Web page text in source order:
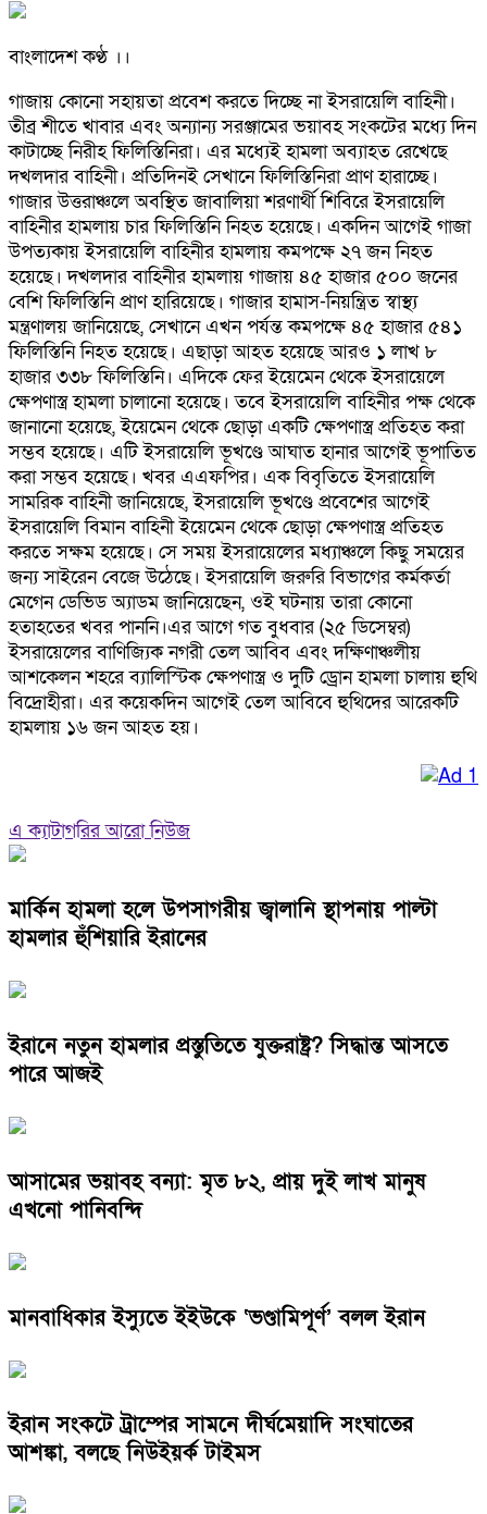
বাংলাদেশ কণ্ঠ ।।
গাজায় কোনো সহায়তা প্রবেশ করতে দিচ্ছে না ইসরায়েলি বাহিনী।
তীব্র শীতে খাবার এবং অন্যান্য সরঞ্জামের ভয়াবহ সংকটের মধ্যে দিন
কাটাচ্ছে নিরীহ ফিলিস্তিনিরা। এর মধ্যেই হামলা অব্যাহত রেখেছে
দখলদার বাহিনী। প্রতিদিনই সেখানে ফিলিস্তিনিরা প্রাণ হারাচ্ছে।
গাজার উত্তরাঞ্চলে অবস্থিত জাবালিয়া শরণার্থী শিবিরে ইসরায়েলি
বাহিনীর হামলায় চার ফিলিস্তিনি নিহত হয়েছে। একদিন আগেই গাজা
উপত্যকায় ইসরায়েলি বাহিনীর হামলায় কমপক্ষে ২৭ জন নিহত
হয়েছে। দখলদার বাহিনীর হামলায় গাজায় ৪৫ হাজার ৫০০ জনের
বেশি ফিলিস্তিনি প্রাণ হারিয়েছে। গাজার হামাস-নিয়ন্ত্রিত স্বাস্থ্য
মন্ত্রণালয় জানিয়েছে, সেখানে এখন পর্যন্ত কমপক্ষে ৪৫ হাজার ৫৪১
ফিলিস্তিনি নিহত হয়েছে। এছাড়া আহত হয়েছে আরও ১ লাখ ৮
হাজার ৩৩৮ ফিলিস্তিনি। এদিকে ফের ইয়েমেন থেকে ইসরায়েলে
ক্ষেপণাস্ত্র হামলা চালানো হয়েছে। তবে ইসরায়েলি বাহিনীর পক্ষ থেকে
জানানো হয়েছে, ইয়েমেন থেকে ছোড়া একটি ক্ষেপণাস্ত্র প্রতিহত করা
সম্ভব হয়েছে। এটি ইসরায়েলি ভূখণ্ডে আঘাত হানার আগেই ভূপাতিত
করা সম্ভব হয়েছে। খবর এএফপির। এক বিবৃতিতে ইসরায়েলি
সামরিক বাহিনী জানিয়েছে, ইসরায়েলি ভূখণ্ডে প্রবেশের আগেই
ইসরায়েলি বিমান বাহিনী ইয়েমেন থেকে ছোড়া ক্ষেপণাস্ত্র প্রতিহত
করতে সক্ষম হয়েছে। সে সময় ইসরায়েলের মধ্যাঞ্চলে কিছু সময়ের
জন্য সাইরেন বেজে উঠেছে। ইসরায়েলি জরুরি বিভাগের কর্মকর্তা
মেগেন ডেভিড অ্যাডম জানিয়েছেন, ওই ঘটনায় তারা কোনো
হতাহতের খবর পাননি।এর আগে গত বুধবার (২৫ ডিসেম্বর)
ইসরায়েলের বাণিজ্যিক নগরী তেল আবিব এবং দক্ষিণাঞ্চলীয়
আশকেলন শহরে ব্যালিস্টিক ক্ষেপণাস্ত্র ও দুটি ড্রোন হামলা চালায় হুথি
বিদ্রোহীরা। এর কয়েকদিন আগেই তেল আবিবে হুথিদের আরেকটি
হামলায় ১৬ জন আহত হয়।
এ ক্যাটাগরির আরো নিউজ
মার্কিন হামলা হলে উপসাগরীয় জ্বালানি স্থাপনায় পাল্টা
হামলার হুঁশিয়ারি ইরানের
ইরানে নতুন হামলার প্রস্তুতিতে যুক্তরাষ্ট্র? সিদ্ধান্ত আসতে
পারে আজই
আসামের ভয়াবহ বন্যা: মৃত ৮২, প্রায় দুই লাখ মানুষ
এখনো পানিবন্দি
মানবাধিকার ইস্যুতে ইইউকে ‘ভণ্ডামিপূর্ণ’ বলল ইরান
ইরান সংকটে ট্রাম্পের সামনে দীর্ঘমেয়াদি সংঘাতের
আশঙ্কা, বলছে নিউইয়র্ক টাইমস